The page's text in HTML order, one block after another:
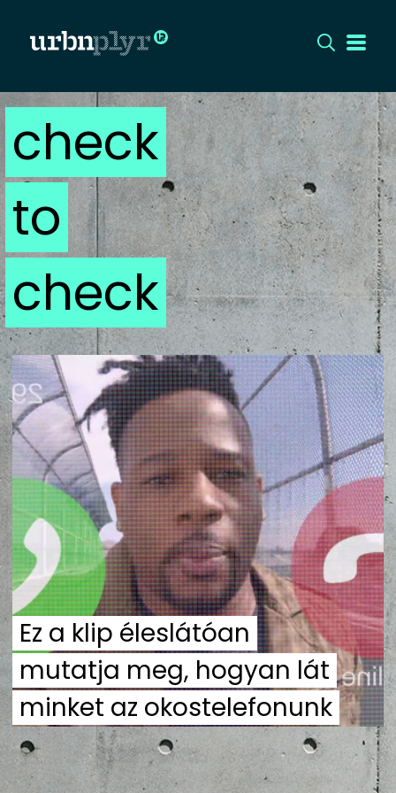
CÍMLAP
DIZÁJN
DIVAT
HIP
KULT
UTCA
ZENE
MÉDIAAJÁNLAT
IMPRESSZUM
PR-ARCHÍVUM
ADATKEZELÉSI TÁJÉKOZTATÓ
check
to
check
Ez a klip éleslátóan
mutatja meg, hogyan lát
minket az okostelefonunk